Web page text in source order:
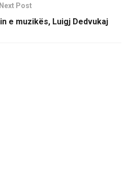
Next Post
e muzikës, Luigj Dedvukaj